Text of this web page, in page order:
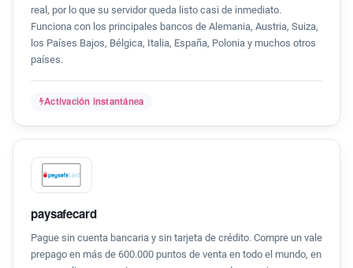
real, por lo que su servidor queda listo casi de inmediato.
Funciona con los principales bancos de Alemania, Austria, Suiza,
los Países Bajos, Bélgica, Italia, España, Polonia y muchos otros
países.
Activación instantánea
paysafecard
Pague sin cuenta bancaria y sin tarjeta de crédito. Compre un vale
prepago en más de 600.000 puntos de venta en todo el mundo, en